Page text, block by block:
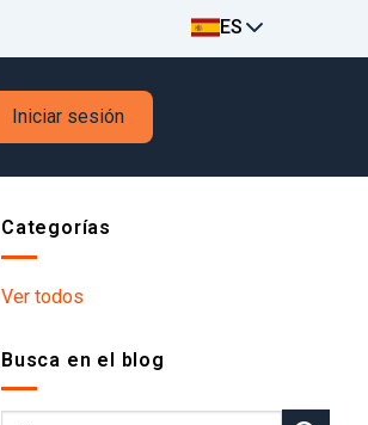
ES
Iniciar sesión
Categorías
Ver todos
Busca en el blog